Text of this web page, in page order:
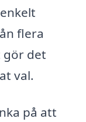
flera
gör det
val.
på att